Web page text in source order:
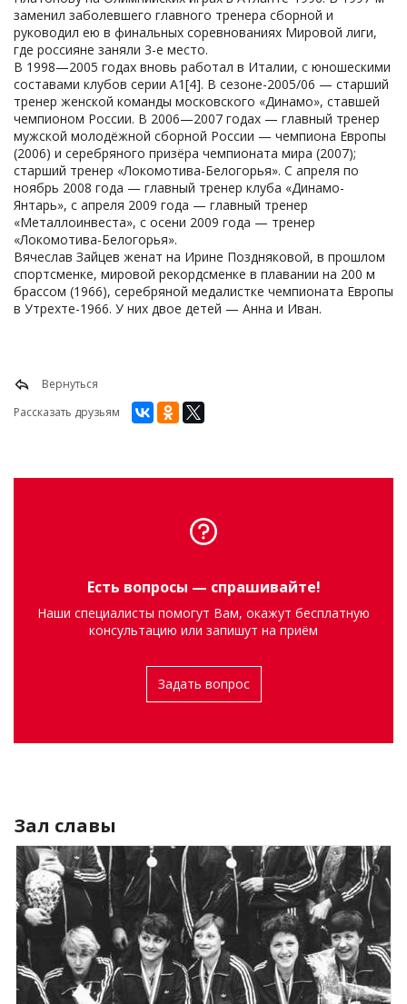
заменил заболевшего главного тренера сборной и
руководил ею в финальных соревнованиях Мировой лиги,
где россияне заняли 3-е место.
В 1998—2005 годах вновь работал в Италии, с юношескими
составами клубов серии А1[4]. В сезоне-2005/06 — старший
тренер женской команды московского «Динамо», ставшей
чемпионом России. В 2006—2007 годах — главный тренер
мужской молодёжной сборной России — чемпиона Европы
(2006) и серебряного призёра чемпионата мира (2007);
старший тренер «Локомотива-Белогорья». С апреля по
ноябрь 2008 года — главный тренер клуба «Динамо-
Янтарь», с апреля 2009 года — главный тренер
«Металлоинвеста», с осени 2009 года — тренер
«Локомотива-Белогорья».
Вячеслав Зайцев женат на Ирине Поздняковой, в прошлом
спортсменке, мировой рекордсменке в плавании на 200 м
брассом (1966), серебряной медалистке чемпионата Европы
в Утрехте-1966. У них двое детей — Анна и Иван.
Вернуться
Рассказать друзьям
Есть вопросы — спрашивайте!
Наши специалисты помогут Вам, окажут бесплатную
консультацию или запишут на приём
Задать вопрос
Зал славы